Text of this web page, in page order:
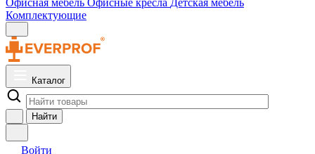
Офисная мебель Офисные кресла Детская мебель
Комплектующие
Каталог
Найти
Войти